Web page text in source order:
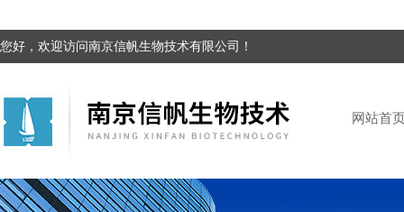
您好，欢迎访问南京信帆生物技术有限公司！
网站首